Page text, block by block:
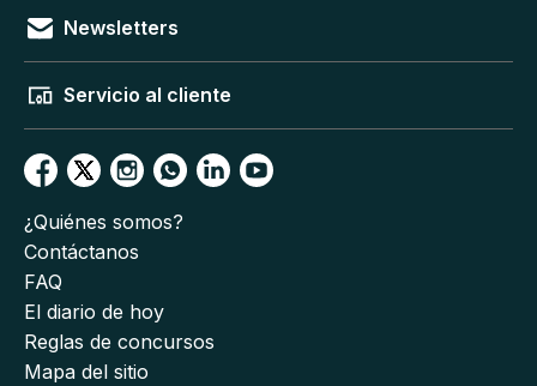
Newsletters
Servicio al cliente
¿Quiénes somos?
Contáctanos
FAQ
El diario de hoy
Reglas de concursos
Mapa del sitio